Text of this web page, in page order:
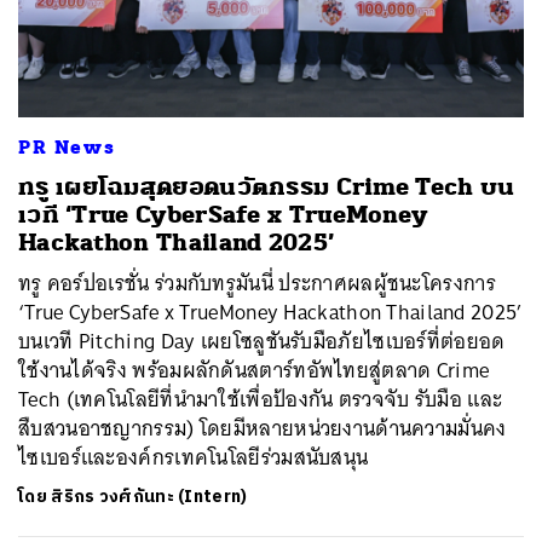
PR News
ทรู เผยโฉมสุดยอดนวัตกรรม Crime Tech บน
เวที ‘True CyberSafe x TrueMoney
Hackathon Thailand 2025’
ทรู คอร์ปอเรชั่น ร่วมกับทรูมันนี่ ประกาศผลผู้ชนะโครงการ
‘True CyberSafe x TrueMoney Hackathon Thailand 2025’
บนเวที Pitching Day เผยโซลูชันรับมือภัยไซเบอร์ที่ต่อยอด
ใช้งานได้จริง พร้อมผลักดันสตาร์ทอัพไทยสู่ตลาด Crime
Tech (เทคโนโลยีที่นำมาใช้เพื่อป้องกัน ตรวจจับ รับมือ และ
สืบสวนอาชญากรรม) โดยมีหลายหน่วยงานด้านความมั่นคง
ไซเบอร์และองค์กรเทคโนโลยีร่วมสนับสนุน
โดย สิริกร วงศ์กันทะ (Intern)